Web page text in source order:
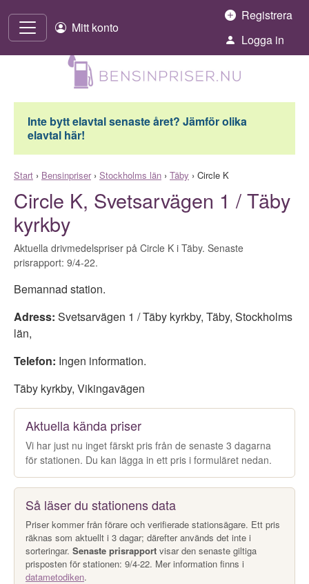
Mitt konto
Registrera
Logga in
Inte bytt elavtal senaste året? Jämför olika
elavtal här!
Start › Bensinpriser› Stockholms län › Täby › Circle K
Circle K, Svetsarvägen 1 / Täby
kyrkby
Aktuella drivmedelspriser på Circle K i Täby. Senaste
prisrapport: 9/4-22.
Bemannad station.
Adress: Svetsarvägen 1 / Täby kyrkby, Täby, Stockholms
län,
Telefon: Ingen information.
Täby kyrkby, Vikingavägen
Aktuella kända priser
Vi har just nu inget färskt pris från de senaste 3 dagarna
för stationen. Du kan lägga in ett pris i formuläret nedan.
Så läser du stationens data
Priser kommer från förare och verifierade stationsägare. Ett pris
räknas som aktuellt i 3 dagar; därefter används det inte i
sorteringar. Senaste prisrapport visar den senaste giltiga
prisposten för stationen: 9/4-22. Mer information finns i
datametodiken.